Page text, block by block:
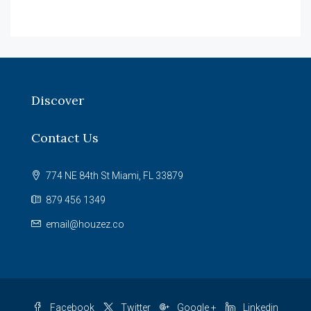
Discover
Contact Us
774 NE 84th St Miami, FL 33879
879 456 1349
email@houzez.co
Facebook Twitter Google + Linkedin